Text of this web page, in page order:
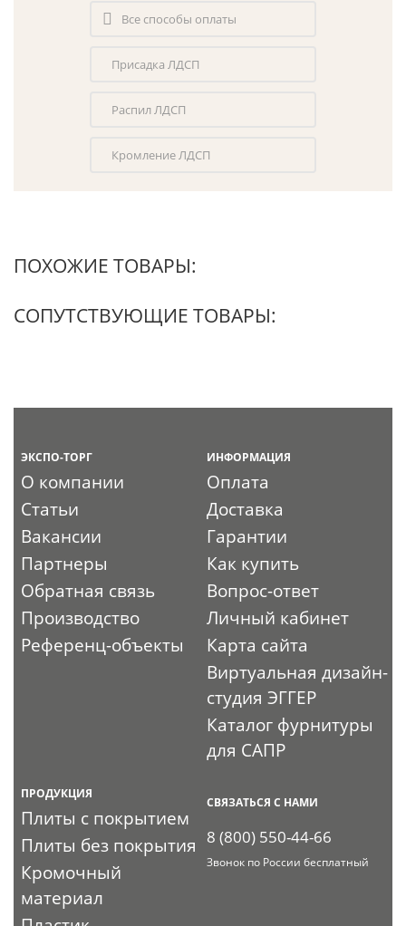
Все способы оплаты
Присадка ЛДСП
Распил ЛДСП
Кромление ЛДСП
ПОХОЖИЕ ТОВАРЫ:
СОПУТСТВУЮЩИЕ ТОВАРЫ:
ЭКСПО-ТОРГ
О компании
Статьи
Вакансии
Партнеры
Обратная связь
Производство
Референц-объекты
ИНФОРМАЦИЯ
Оплата
Доставка
Гарантии
Как купить
Вопрос-ответ
Личный кабинет
Карта сайта
Виртуальная дизайн-
студия ЭГГЕР
Каталог фурнитуры
для САПР
ПРОДУКЦИЯ
Плиты с покрытием
Плиты без покрытия
Кромочный
материал
СВЯЗАТЬСЯ С НАМИ
8 (800) 550-44-66
Звонок по России бесплатный